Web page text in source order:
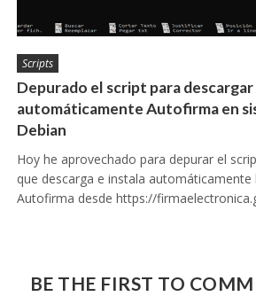
Scripts
Depurado el script para
automáticamente Autofirma en
Debian
Hoy he aprovechado para depurar el
que descarga e instala automáticamente
Autofirma desde https://
BE THE FIRST TO